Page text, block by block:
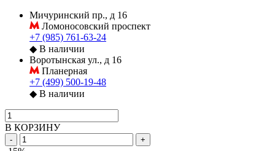
Мичуринский пр., д 16
Ломоносовский проспект
+7 (985) 761-63-24
◆ В наличии
Воротынская ул., д 16
Планерная
+7 (499) 500-19-48
◆ В наличии
В КОРЗИНУ
- +